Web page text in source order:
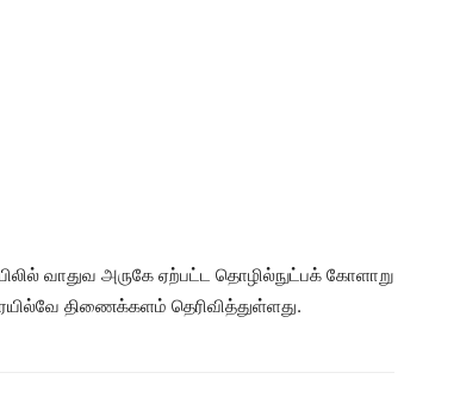
வாதுவ அருகே ஏற்பட்ட தொழில்நுட்பக் கோளாறு
திணைக்களம் தெரிவித்துள்ளது.